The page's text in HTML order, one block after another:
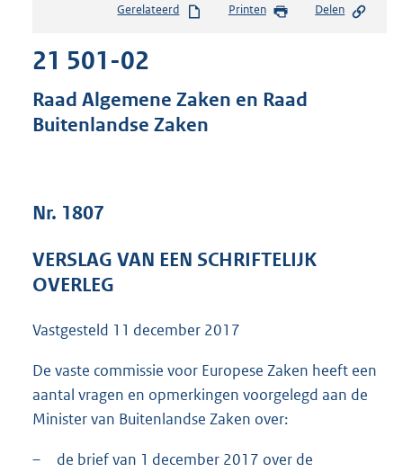
s
s
:
Gerelateerd Printen Delen
21 501-02
Raad Algemene Zaken en Raad
Buitenlandse Zaken
Nr. 1807
VERSLAG VAN EEN SCHRIFTELIJK
OVERLEG
Vastgesteld 11 december 2017
De vaste commissie voor Europese Zaken heeft een
aantal vragen en opmerkingen voorgelegd aan de
Minister van Buitenlandse Zaken over:
–
de brief van 1 december 2017 over de